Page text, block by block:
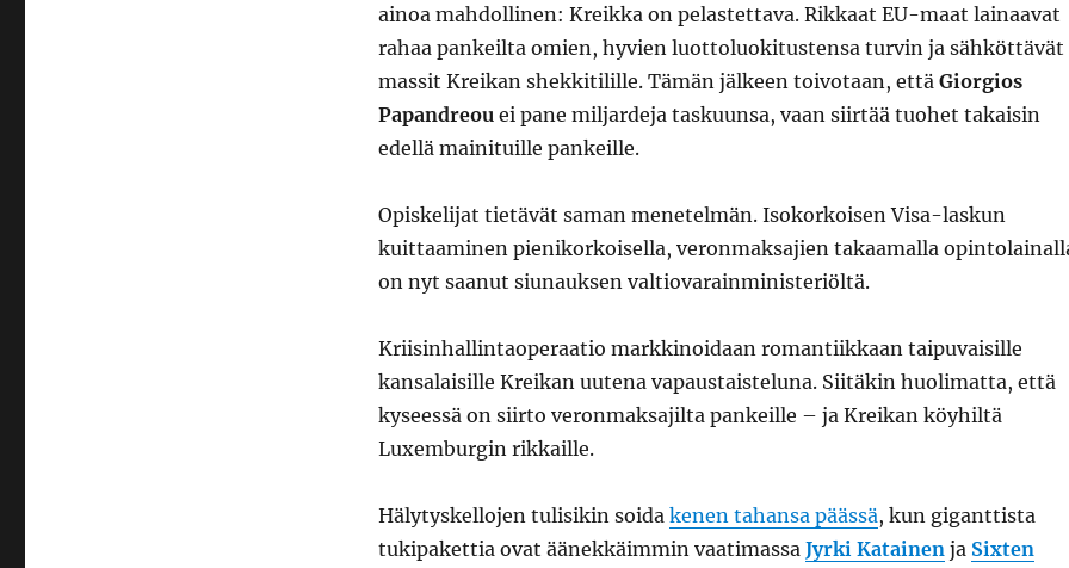
ainoa mahdollinen: Kreikka on pelastettava. Rikkaat EU-maat lainaavat
rahaa pankeilta omien, hyvien luottoluokitustensa turvin ja sähköttävät
massit Kreikan shekkitilille. Tämän jälkeen toivotaan, että Giorgios
Papandreou ei pane miljardeja taskuunsa, vaan siirtää tuohet takaisin
edellä mainituille pankeille.
Opiskelijat tietävät saman menetelmän. Isokorkoisen Visa-laskun
kuittaaminen pienikorkoisella, veronmaksajien takaamalla
on nyt saanut siunauksen valtiovarainministeriöltä.
Kriisinhallintaoperaatio markkinoidaan romantiikkaan taipuvaisille
kansalaisille Kreikan uutena vapaustaisteluna. Siitäkin huolimatta, että
kyseessä on siirto veronmaksajilta pankeille – ja Kreikan köyhiltä
Luxemburgin rikkaille.
Hälytyskellojen tulisikin soida kenen tahansa päässä, kun giganttista
tukipakettia ovat äänekkäimmin vaatimassa Jyrki Katainen ja Sixten